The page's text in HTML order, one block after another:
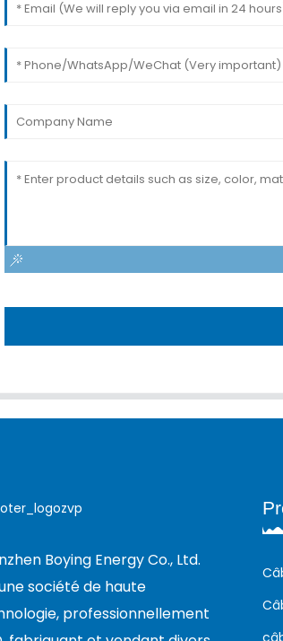
Boying Energy Co., Ltd.
société de haute
professionnellement